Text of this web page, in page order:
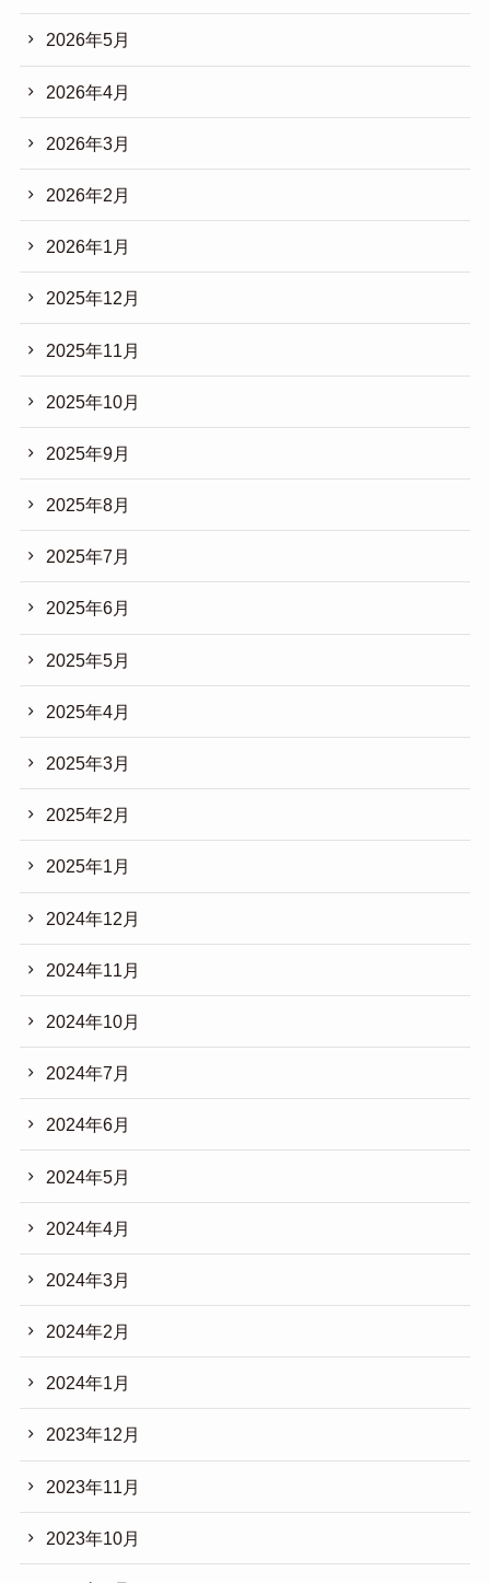
2026年5月
2026年4月
2026年3月
2026年2月
2026年1月
2025年12月
2025年11月
2025年10月
2025年9月
2025年8月
2025年7月
2025年6月
2025年5月
2025年4月
2025年3月
2025年2月
2025年1月
2024年12月
2024年11月
2024年10月
2024年7月
2024年6月
2024年5月
2024年4月
2024年3月
2024年2月
2024年1月
2023年12月
2023年11月
2023年10月